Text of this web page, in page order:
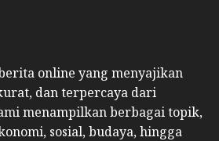
online yang menyajikan
dan terpercaya dari
menampilkan berbagai topik,
sosial, budaya, hingga